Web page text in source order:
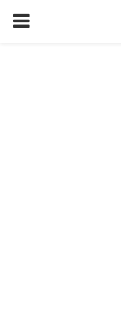
PRIMARY